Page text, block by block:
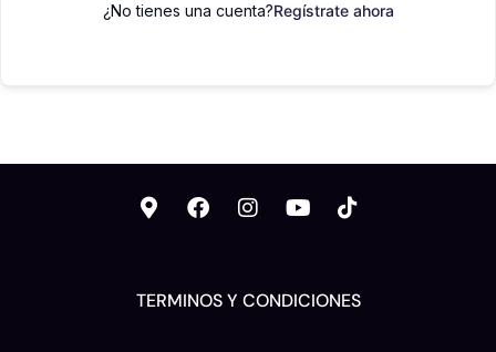
¿No tienes una cuenta?Regístrate ahora
TERMINOS Y CONDICIONES